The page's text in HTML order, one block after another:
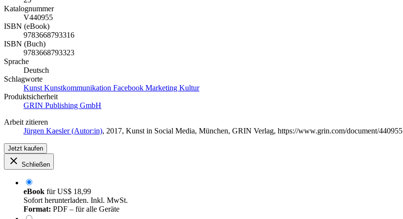
Katalognummer
V440955
ISBN (eBook)
9783668793316
ISBN (Buch)
9783668793323
Sprache
Deutsch
Schlagworte
Kunst Kunstkommunikation Facebook Marketing Kultur
Produktsicherheit
GRIN Publishing GmbH
Arbeit zitieren
Jürgen Kaesler (Autor:in), 2017, Kunst in Social Media, München, GRIN Verlag, https://www.grin.com/document/440955
Jetzt kaufen
Schließen
eBook fürUS$ 18,99
Sofort herunterladen. Inkl. MwSt.
Format: PDF – für alle Geräte